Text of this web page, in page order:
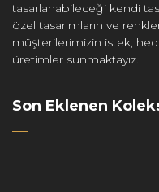
tasarlanabileceği kendi
özel tasarımların ve
müşterilerimizin istek,
üretimler sunmaktayız.
Son Eklenen